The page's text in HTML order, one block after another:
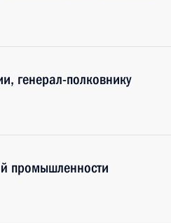
генерал-полковнику
промышленности